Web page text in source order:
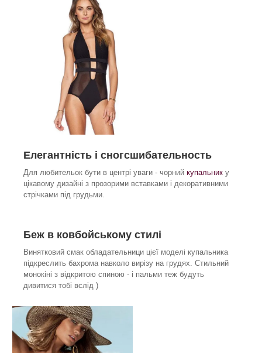
Елегантність і сногсшибательность
Для любительок бути в центрі уваги - чорний купальник у
цікавому дизайні з прозорими вставками і декоративними
стрічками під грудьми.
Беж в ковбойському стилі
Винятковий смак обладательници цієї моделі купальника
підкреслить бахрома навколо вирізу на грудях. Стильний
монокіні з відкритою спиною - і пальми теж будуть
дивитися тобі вслід )